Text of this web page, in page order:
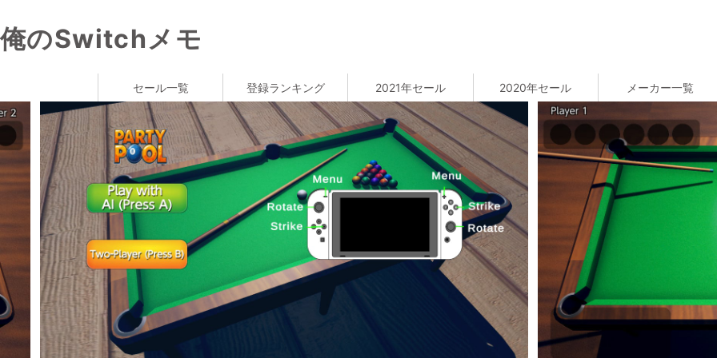
俺のSwitchメモ
セール一覧 登録ランキング 2021年セール 2020年セール メーカー一覧